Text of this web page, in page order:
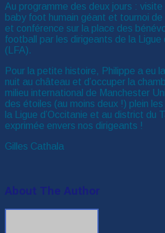
Au programme des deux jours :
baby foot humain géant et tournoi
et conférence sur la place des
football par les dirigeants de la
(LFA).
Pour la petite histoire, Philippe a eu
nuit au château et d’occuper la
milieu international de Manchester
des étoiles (au moins deux !) plein
la Ligue d’Occitanie et au district du
exprimée envers nos dirigeants !
Gilles Cathala
About The Author